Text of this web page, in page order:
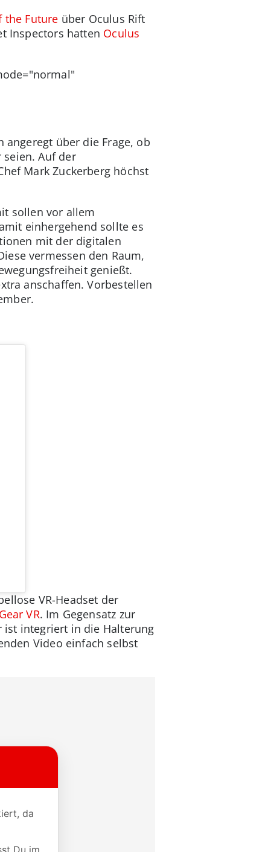
the Future über Oculus Rift
Inspectors hatten Oculus
angeregt über die Frage, ob
seien. Auf der
Mark Zuckerberg höchst
sollen vor allem
einhergehend sollte es
mit der digitalen
vermessen den Raum,
genießt.
anschaffen. Vorbestellen
VR-Headset der
Gear VR. Im Gegensatz zur
ist integriert in die Halterung
Video einfach selbst